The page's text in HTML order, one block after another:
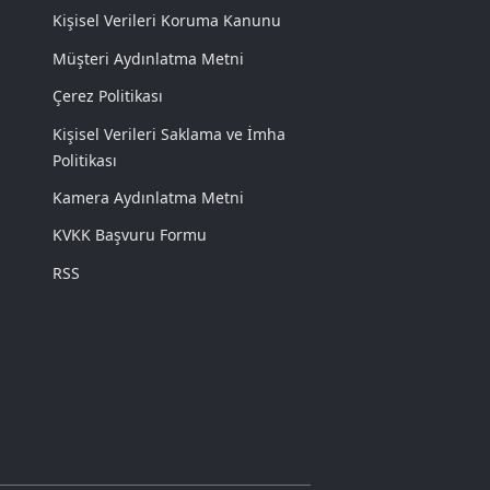
Kişisel Verileri Koruma Kanunu
Müşteri Aydınlatma Metni
Çerez Politikası
Kişisel Verileri Saklama ve İmha
Politikası
Kamera Aydınlatma Metni
KVKK Başvuru Formu
RSS